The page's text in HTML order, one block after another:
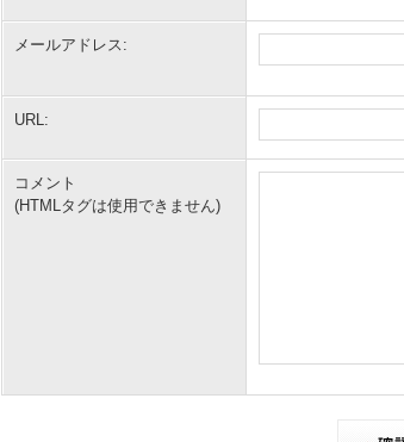
メールアドレス:
URL:
コメント
(HTMLタグは使用できません)